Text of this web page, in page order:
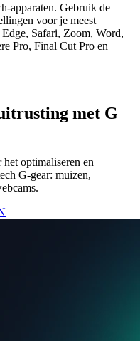
apparaten. Gebruik de
voor je meest
Safari, Zoom, Word,
Pro, Final Cut Pro en
met G
optimaliseren en
G-gear: muizen,